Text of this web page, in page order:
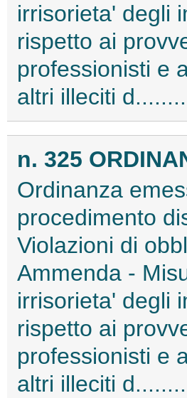
irrisorieta' degli
rispetto ai
professionisti e
altri illeciti
n. 325
Ordinanza
procedimento
Violazioni di
Ammenda -
irrisorieta' degli
rispetto ai
professionisti e
altri illeciti